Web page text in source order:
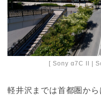
[ Sony α7C II |
軽井沢までは首都圏か